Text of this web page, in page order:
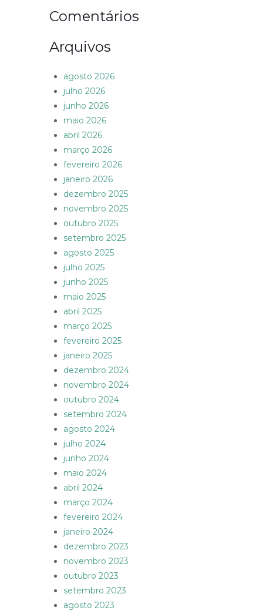
Comentários
Arquivos
agosto 2026
julho 2026
junho 2026
maio 2026
abril 2026
março 2026
fevereiro 2026
janeiro 2026
dezembro 2025
novembro 2025
outubro 2025
setembro 2025
agosto 2025
julho 2025
junho 2025
maio 2025
abril 2025
março 2025
fevereiro 2025
janeiro 2025
dezembro 2024
novembro 2024
outubro 2024
setembro 2024
agosto 2024
julho 2024
junho 2024
maio 2024
abril 2024
março 2024
fevereiro 2024
janeiro 2024
dezembro 2023
novembro 2023
outubro 2023
setembro 2023
agosto 2023